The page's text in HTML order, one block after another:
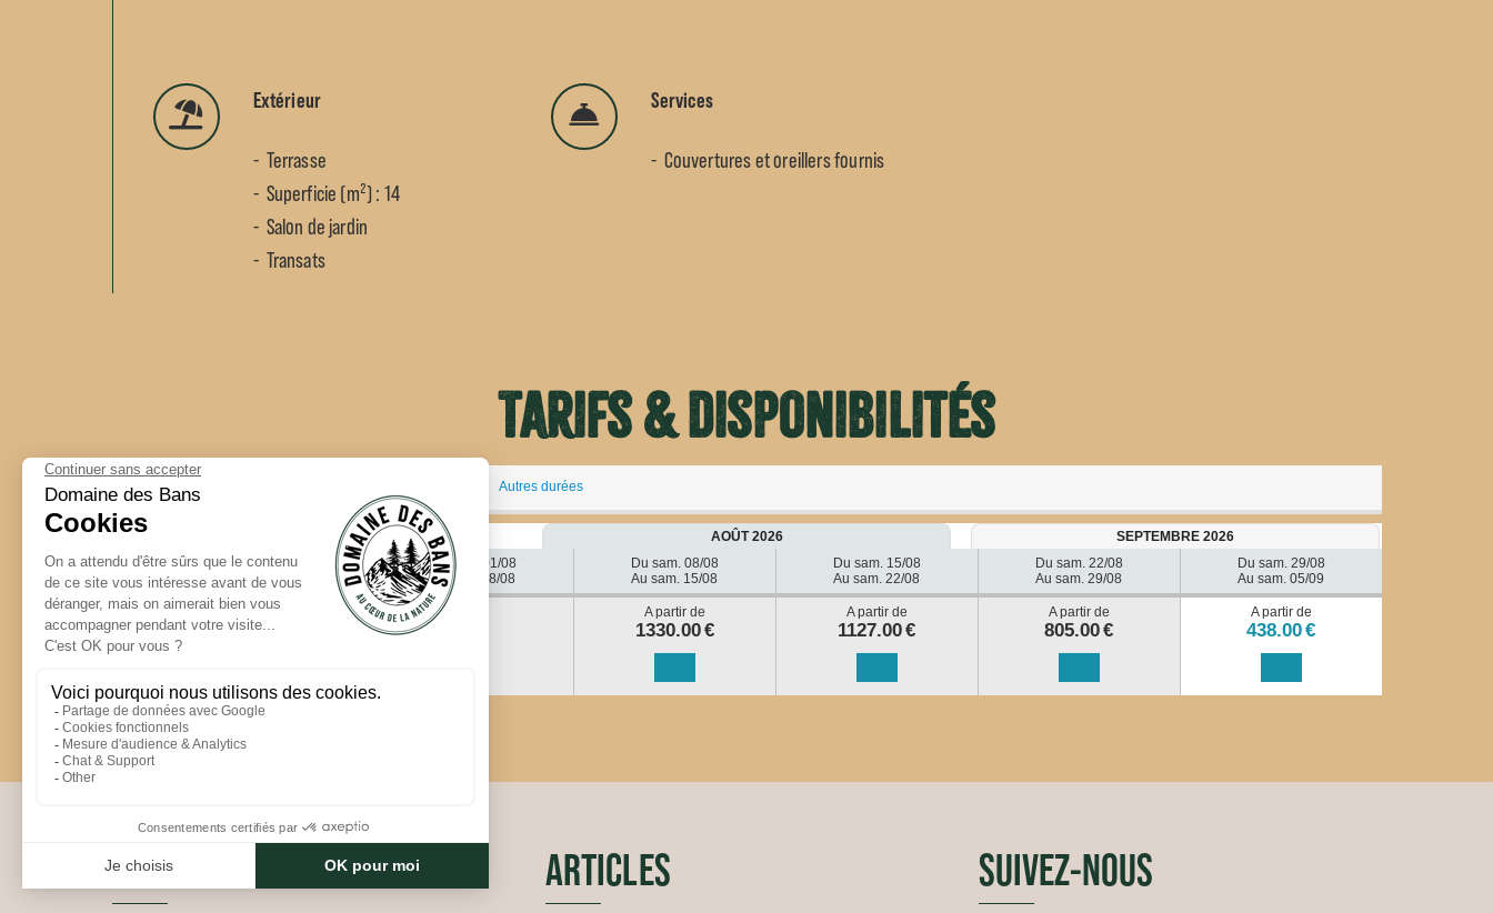
Extérieur
Terrasse
Superficie (m²) : 14
Salon de jardin
Transats
Services
Couvertures et oreillers fournis
Tarifs & disponibilités
En Autres durées
AOÛT 2026
SEPTEMBRE 2026
Catégorie
Du sam. 01/08
Au sam. 08/08
Du sam. 08/08
Au sam. 15/08
Du sam. 15/08
Au sam. 22/08
Du sam. 22/08
Au sam. 29/08
Du sam. 29/08
Au sam. 05/09
Cottage 6p 3ch 1sdb
PHOTOS
A partir de
1330.00€
A partir de
1127.00€
A partir de
805.00€
A partir de
438.00€
CONTACT ARTICLES SUIVEZ-NOUS